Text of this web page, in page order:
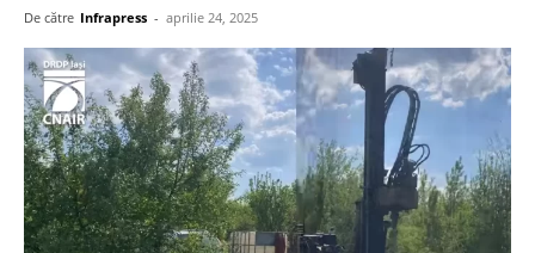
De către Infrapress - aprilie 24, 2025